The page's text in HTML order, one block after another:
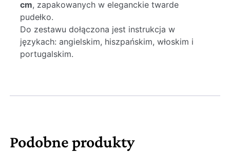
cm, zapakowanych w eleganckie twarde
pudełko.
Do zestawu dołączona jest instrukcja w
językach: angielskim, hiszpańskim, włoskim i
portugalskim.
Podobne produkty